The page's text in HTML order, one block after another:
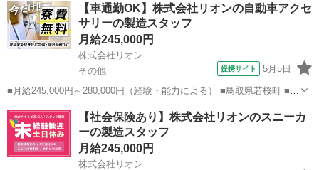
OK、友達と応募OK、職場見学OKまたは説明会あり、未経験歓迎、経
験者・有...
【車通勤OK】株式会社リオンの自動車アクセ
サリーの製造スタッフ
月給245,000円
株式会社リオン
その他
提携サイト 5月5日
■月給245,000円～280,000円（経験・能力による） ■鳥取県若桜町 ■正
社員、職業紹介 ■入社日応相談、即日勤務OK、履歴書不要、Web面接
OK、友達と応募OK、職場見学OKまたは説明会あり、未経験歓迎、経
験者・有...
鳥取 その他 加工
【社会保険あり】株式会社リオンのスニーカ
ーの製造スタッフ
月給245,000円
株式会社リオン